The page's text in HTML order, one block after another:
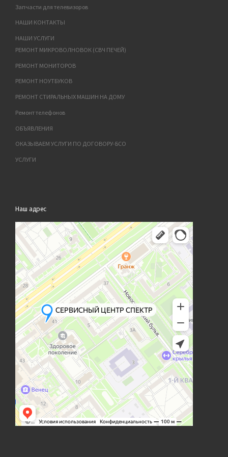
Запчасти для телевизоров
НАШИ КОНТАКТЫ
НАШИ УСЛУГИ
РЕМОНТ МИКРОВОЛНОВОК (СВЧ ПЕЧЕЙ)
РЕМОНТ МОНИТОРОВ
РЕМОНТ НОУТБУКОВ
РЕМОНТ СТИРАЛЬНЫХ МАШИН НА ДОМУ
Ремонт телефонов
ОБЪЯВЛЕНИЯ
ОКАЗЫВАЕМ УСЛУГИ ПО ДОГОВОРУ-БСО
УСЛУГИ
Наш адрес